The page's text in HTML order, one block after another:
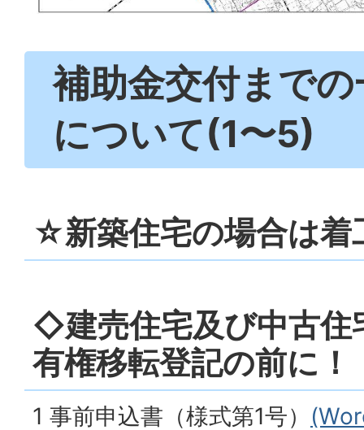
補助金交付まで
について(1〜5)
☆新築住宅の場合は着
◇建売住宅及び中古住
有権移転登記の前に！
1 事前申込書（様式第1号）